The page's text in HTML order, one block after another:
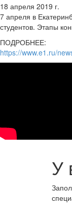
18 апреля 2019 г.
7 апреля в
студентов. Этапы
ПОДРОБНЕЕ:
https://www.e1.ru/
У